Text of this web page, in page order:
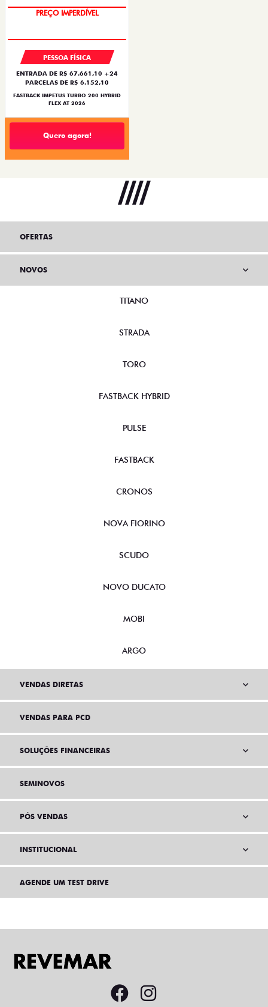
OPORTUNIDADE
PESSOA FÍSICA
ENTRADA DE R$ 67.661,10 +24
PARCELAS DE R$ 6.152,10
FASTBACK IMPETUS TURBO 200 HYBRID
FLEX AT 2026
Quero agora!
OFERTAS
NOVOS
TITANO
STRADA
TORO
FASTBACK HYBRID
PULSE
FASTBACK
CRONOS
NOVA FIORINO
SCUDO
NOVO DUCATO
MOBI
ARGO
VENDAS DIRETAS
VENDAS PARA PCD
SOLUÇÕES FINANCEIRAS
SEMINOVOS
PÓS VENDAS
INSTITUCIONAL
AGENDE UM TEST DRIVE